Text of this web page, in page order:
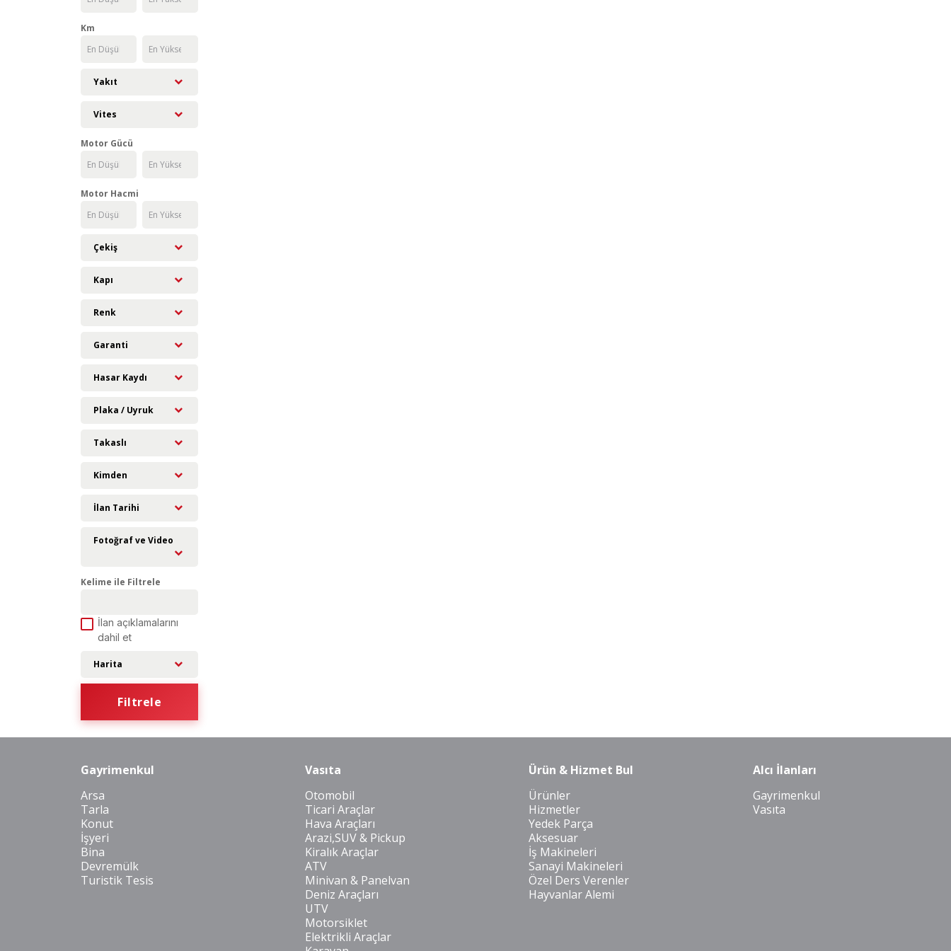
Km
Yakıt
Vites
Motor Gücü
Motor Hacmi
Çekiş
Kapı
Renk
Garanti
Hasar Kaydı
Plaka / Uyruk
Takaslı
Kimden
İlan Tarihi
Fotoğraf ve Video
Kelime ile Filtrele
İlan açıklamalarını
dahil et
Harita
Filtrele
Gayrimenkul
Arsa
Tarla
Konut
İşyeri
Bina
Devremülk
Turistik Tesis
Vasıta
Otomobil
Ticari Araçlar
Hava Araçları
Arazi,SUV & Pickup
Kiralık Araçlar
ATV
Minivan & Panelvan
Deniz Araçları
UTV
Motorsiklet
Elektrikli Araçlar
Ürün & Hizmet Bul
Ürünler
Hizmetler
Yedek Parça
Aksesuar
İş Makineleri
Sanayi Makineleri
Özel Ders Verenler
Hayvanlar Alemi
Alcı İlanları
Gayrimenkul
Vasıta